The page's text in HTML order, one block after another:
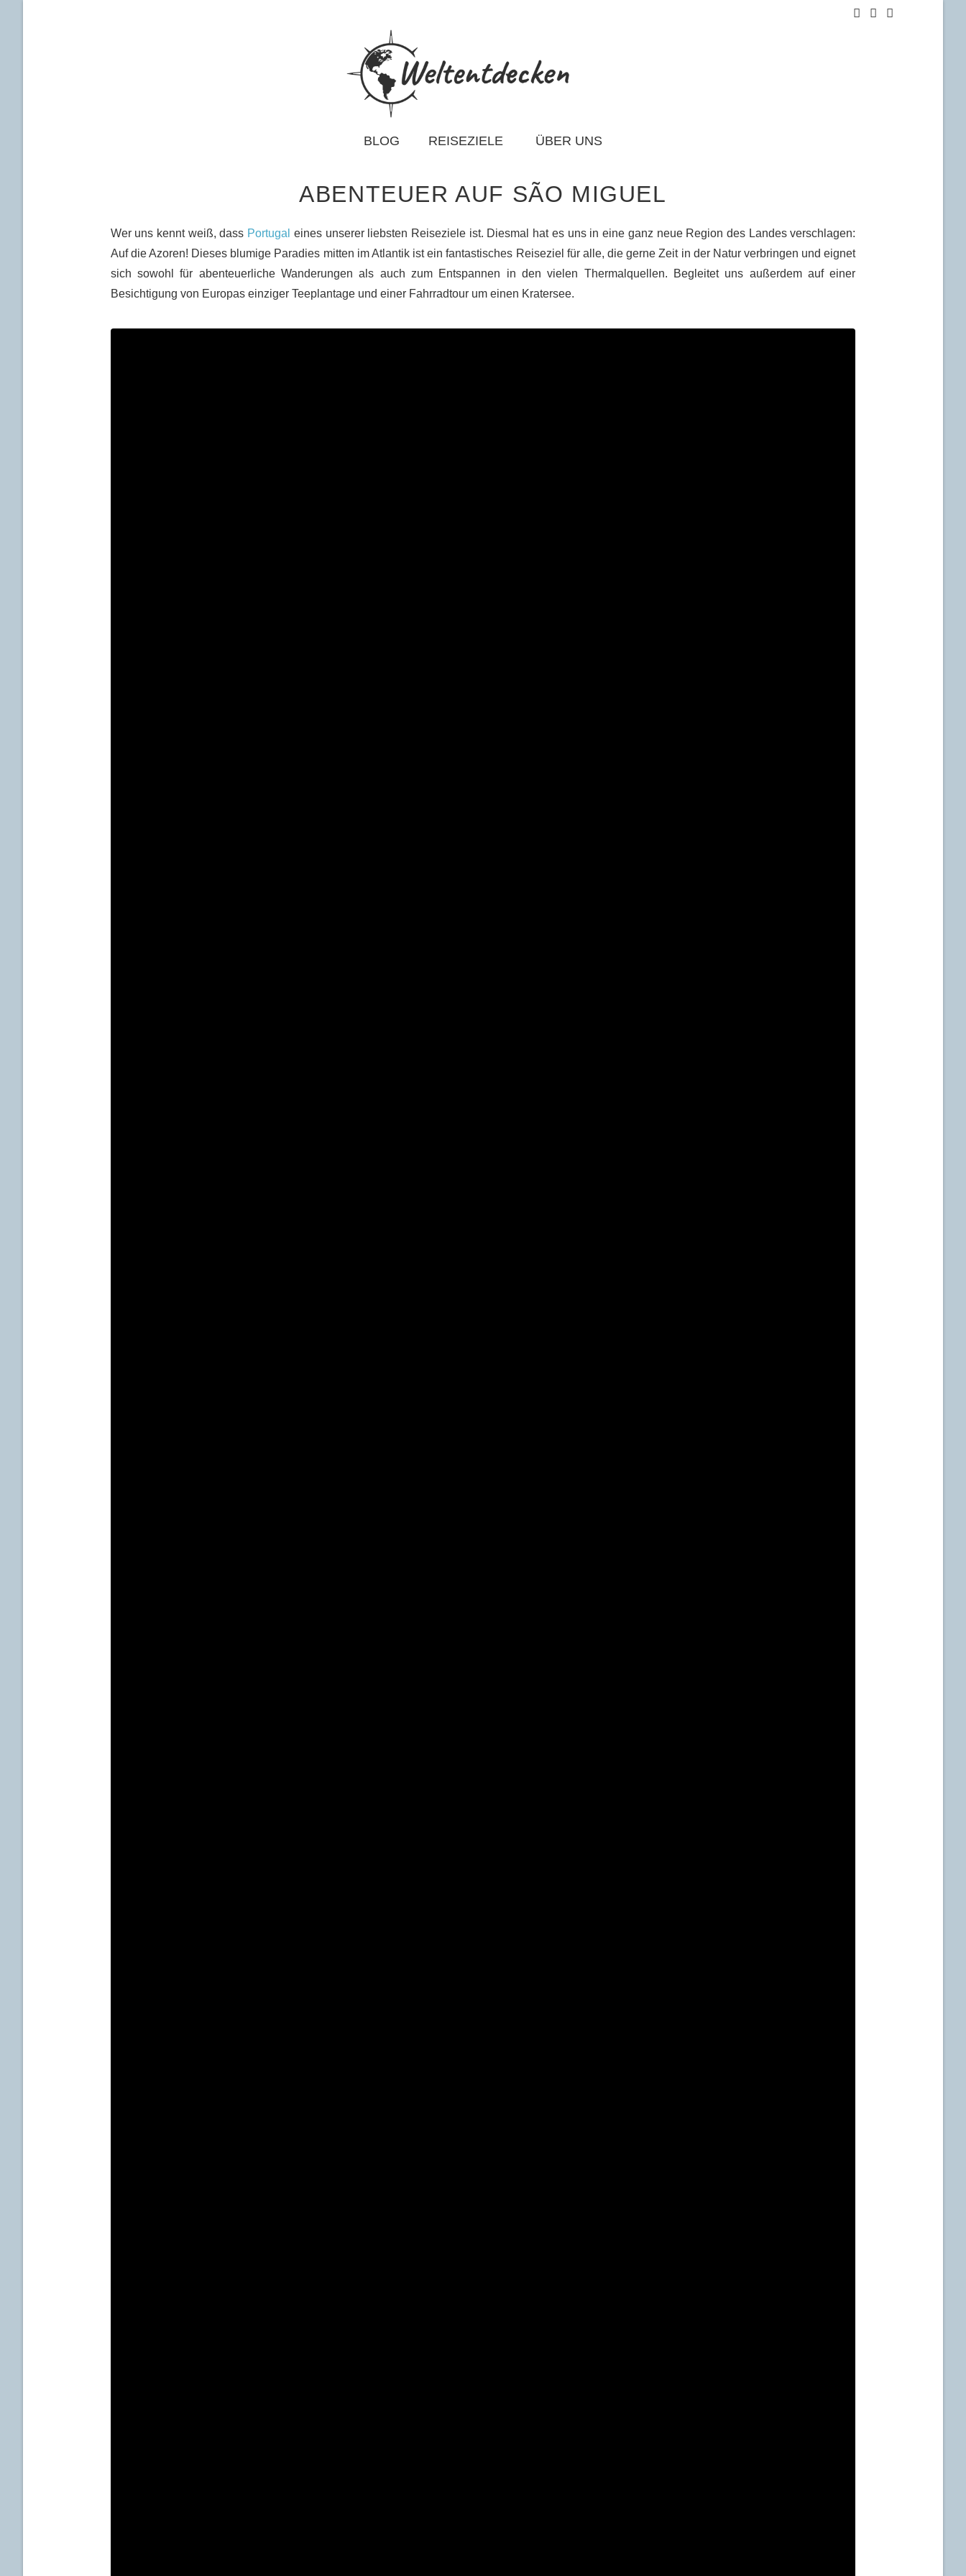
BLOG REISEZIELE ÜBER UNS
ABENTEUER AUF SÃO MIGUEL
Wer uns kennt weiß, dass Portugal eines unserer liebsten Reiseziele ist. Diesmal hat es uns in eine ganz neue Region des Landes verschlagen:
Auf die Azoren! Dieses blumige Paradies mitten im Atlantik ist ein fantastisches Reiseziel für alle, die gerne Zeit in der Natur verbringen und eignet
sich sowohl für abenteuerliche Wanderungen als auch zum Entspannen in den vielen Thermalquellen. Begleitet uns außerdem auf einer
Besichtigung von Europas einziger Teeplantage und einer Fahrradtour um einen Kratersee.